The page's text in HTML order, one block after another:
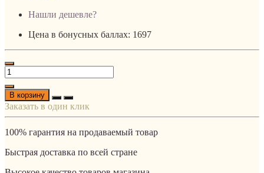
Нашли дешевле?
Цена в бонусных баллах: 1697
В корзину
Заказать в один клик
100% гарантия на продаваемый товар
Быстрая доставка по всей стране